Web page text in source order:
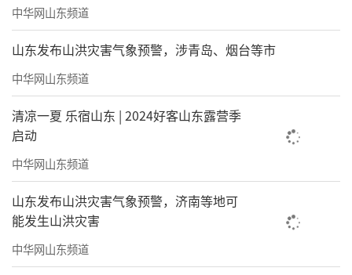
中华网山东频道
山东发布山洪灾害气象预警，涉青岛、烟台等市
中华网山东频道
清凉一夏 乐宿山东 | 2024好客山东露营季
启动
中华网山东频道
山东发布山洪灾害气象预警，济南等地可
能发生山洪灾害
中华网山东频道